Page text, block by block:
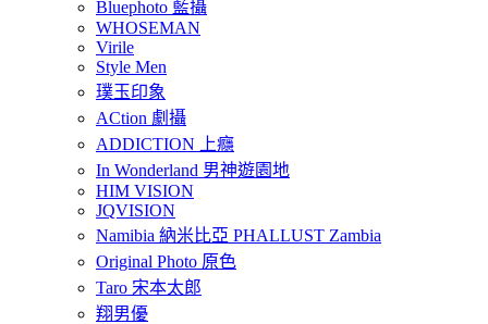
Bluephoto 藍攝
WHOSEMAN
Virile
Style Men
璞玉印象
ACtion 劇攝
ADDICTION 上癮
In Wonderland 男神遊園地
HIM VISION
JQVISION
Namibia 納米比亞 PHALLUST Zambia
Original Photo 原色
Taro 宋本太郎
翔男優